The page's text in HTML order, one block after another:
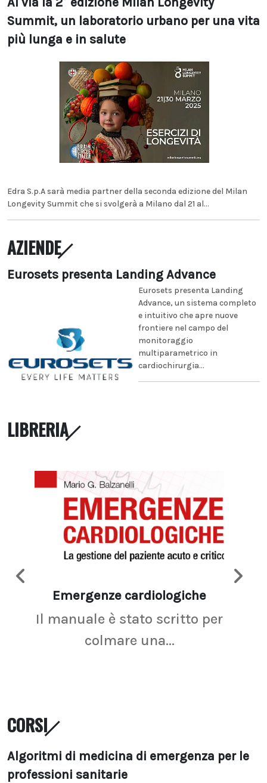
Summit, un laboratorio urbano per una vita
più lunga e in salute
Edra S.p.A sarà media partner della seconda edizione del Milan
Longevity Summit che si svolgerà a Milano dal 21 al...
AZIENDE
Eurosets presenta Landing Advance
Eurosets presenta Landing
Advance, un sistema completo
e intuitivo che apre nuove
frontiere nel campo del
monitoraggio
multiparametrico in
cardiochirurgia...
LIBRERIA
Emergenze cardiologiche
Il manuale è stato scritto per
colmare una...
CORSI
Algoritmi di medicina di emergenza per le
professioni sanitarie